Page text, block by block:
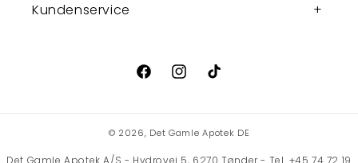
Kundenservice
FacebookInstagram
TikTok
© 2026, Det Gamle Apotek DE
Det Gamle Apotek A/S - Hydrovej 5, 6270 Tønder - Tel. +45 74 72 19